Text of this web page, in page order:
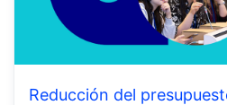
Reducción del